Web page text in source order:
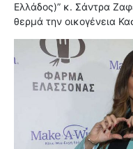
Ελλάδος)” κ. Σάντρα
θερμά την οικογένεια